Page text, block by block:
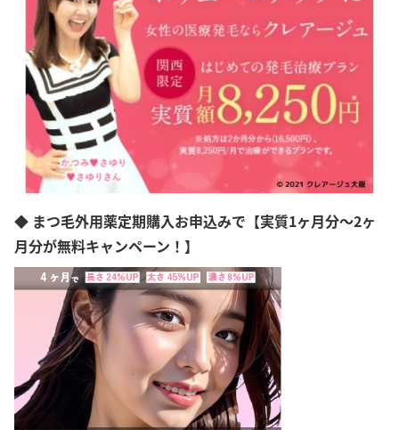
◆ まつ毛外用薬定期購入お申込みで【実質1ヶ月分～2ヶ
月分が無料キャンペーン！】